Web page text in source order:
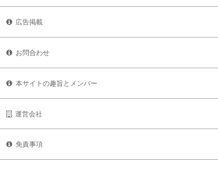
広告掲載
お問合わせ
本サイトの趣旨とメンバー
運営会社
免責事項